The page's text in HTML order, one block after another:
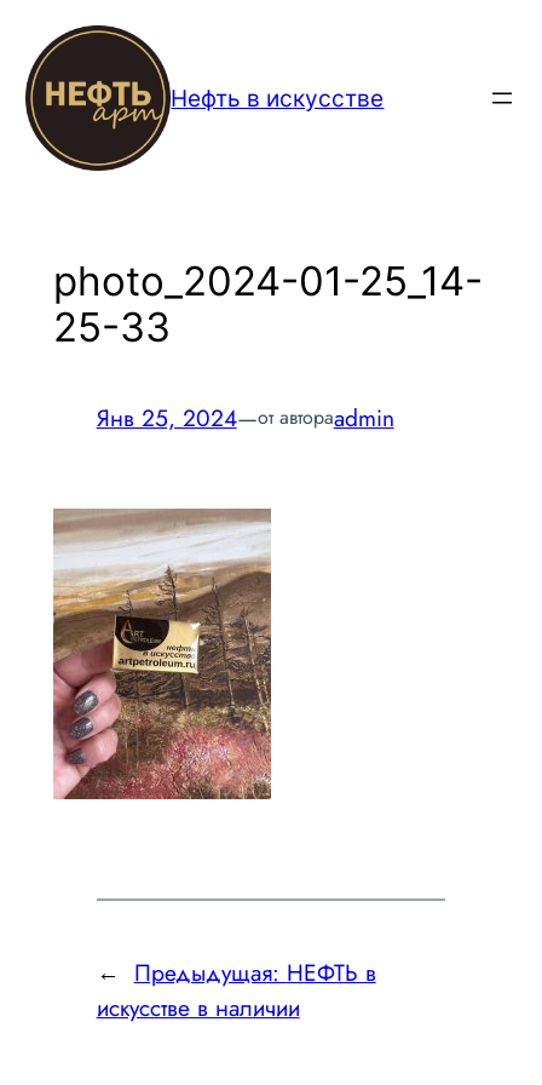
Перейти
содержимому
Нефть в искусстве
photo_2024-01-25_14-
25-33
Янв 25, 2024—от автораadmin
← Предыдущая: НЕФТЬ в
искусстве в наличии